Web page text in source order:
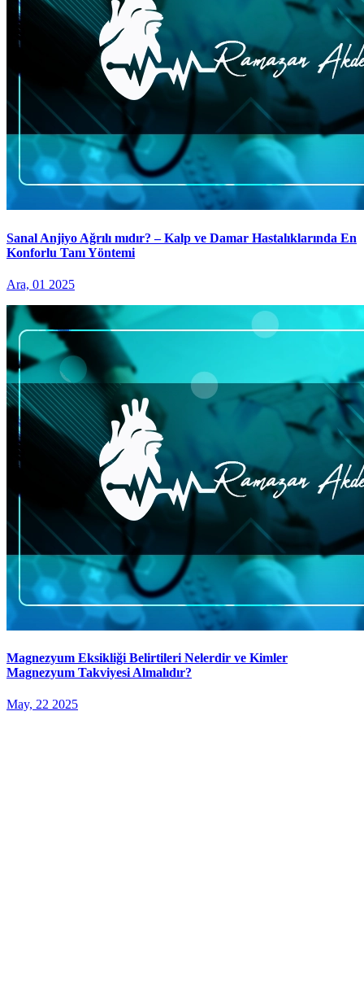
Sanal Anjiyo Ağrılı mıdır? – Kalp ve Damar Hastalıklarında En
Konforlu Tanı Yöntemi
Ara, 01 2025
Magnezyum Eksikliği Belirtileri Nelerdir ve Kimler
Magnezyum Takviyesi Almalıdır?
May, 22 2025